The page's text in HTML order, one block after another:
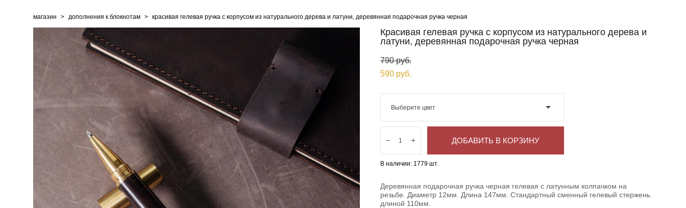
магазин > дополнения к блокнотам > красивая гелевая ручка с корпусом из натурального дерева и латуни, деревянная подарочная ручка черная
Красивая гелевая ручка с корпусом из натурального дерева и
латуни, деревянная подарочная ручка черная
790 pуб.
590 pуб.
Выберите цвет
В наличии: 1779шт.
ДОБАВИТЬ В КОРЗИНУ
Деревянная подарочная ручка черная гелевая с латунным колпачком на
резьбе. Диаметр 12мм. Длина 147мм. Стандартный сменный гелевый стержень
длиной 110мм.